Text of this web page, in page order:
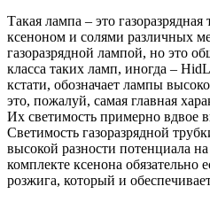
Такая лампа – это
ксеноном и солями различных
газоразрядной лампой, но это
класса таких ламп, иногда –
кстати, обозначает лампы
это, пожалуй, самая главная
Их светимость примерно вдвое
Светимость газоразрядной
высокой разности потенциала
комплекте ксенона обязательно
розжига, который и